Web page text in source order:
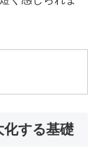
化する基礎